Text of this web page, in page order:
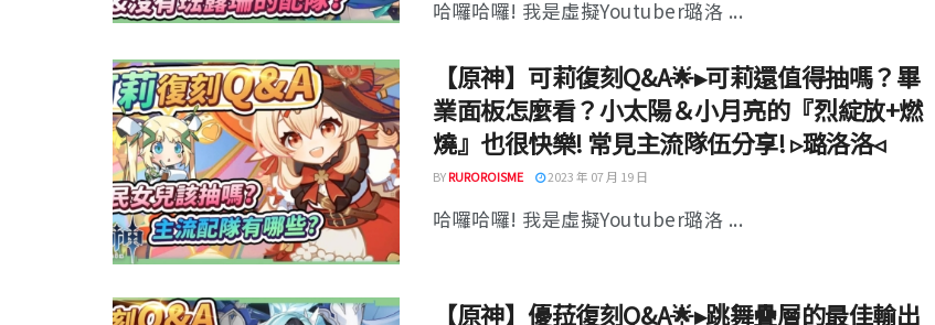
哈囉哈囉! 我是虛擬Youtuber璐洛 ...
【原神】可莉復刻Q&A🌟▸可莉還值得抽嗎？畢
業面板怎麼看？小太陽＆小月亮的『烈綻放+燃
燒』也很快樂! 常見主流隊伍分享! ▹璐洛洛◃
BYRUROROISME 2023 年 07 月 19 日
哈囉哈囉! 我是虛擬Youtuber璐洛 ...
【原神】優菈復刻Q&A🌟▸跳舞疊層的最佳輸出